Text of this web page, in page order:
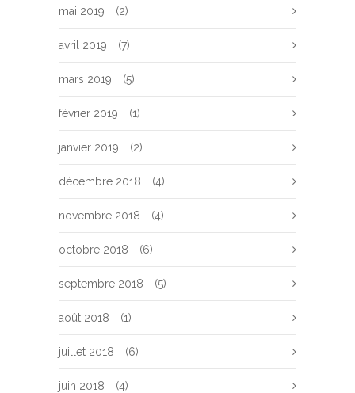
mai 2019 (2)
avril 2019 (7)
mars 2019 (5)
février 2019 (1)
janvier 2019 (2)
décembre 2018 (4)
novembre 2018 (4)
octobre 2018 (6)
septembre 2018 (5)
août 2018 (1)
juillet 2018 (6)
juin 2018 (4)